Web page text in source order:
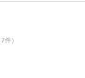
件）